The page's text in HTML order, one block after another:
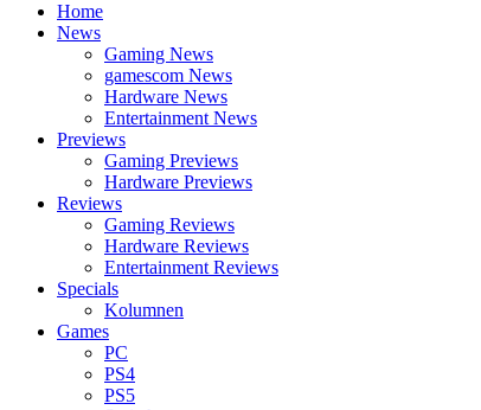
Home
News
Gaming News
gamescom News
Hardware News
Entertainment News
Previews
Gaming Previews
Hardware Previews
Reviews
Gaming Reviews
Hardware Reviews
Entertainment Reviews
Specials
Kolumnen
Games
PC
PS4
PS5